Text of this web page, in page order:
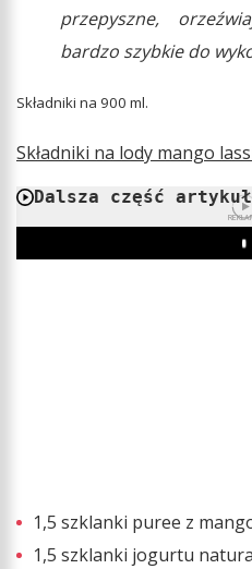
przepyszne,
bardzo szybkie do
Składniki na 900 ml.
Składniki na lody mango
Dalsza część
1,5 szklanki puree z
1,5 szklanki jogurtu